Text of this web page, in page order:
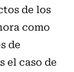
de los
como
de
el caso de